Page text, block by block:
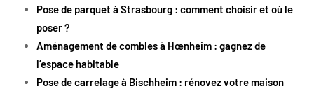
Pose de parquet à Strasbourg : comment choisir et où le
poser ?
Aménagement de combles à Hœnheim : gagnez de
l’espace habitable
Pose de carrelage à Bischheim : rénovez votre maison